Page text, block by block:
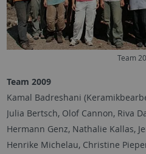
Team
Team 2009
Kamal Badreshani
Julia Bertsch, Olof Cannon, Riva
Hermann Genz, Nathalie Kallas,
Henrike Michelau, Christine